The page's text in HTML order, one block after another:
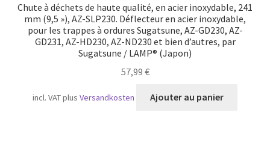
Chute à déchets de haute qualité, en acier inoxydable, 241
mm (9,5 »), AZ-SLP230. Déflecteur en acier inoxydable,
pour les trappes à ordures Sugatsune, AZ-GD230, AZ-
GD231, AZ-HD230, AZ-ND230 et bien d’autres, par
Sugatsune / LAMP® (Japon)
57,99 €
incl. VATplusVersandkosten Ajouter au panier